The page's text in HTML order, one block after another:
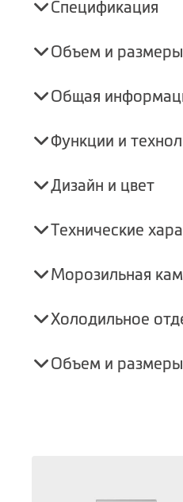
Спецификация
Объем и размеры
Общая
Функции и
Дизайн и цвет
Технические
Морозильная
Холодильное
Объем и размеры